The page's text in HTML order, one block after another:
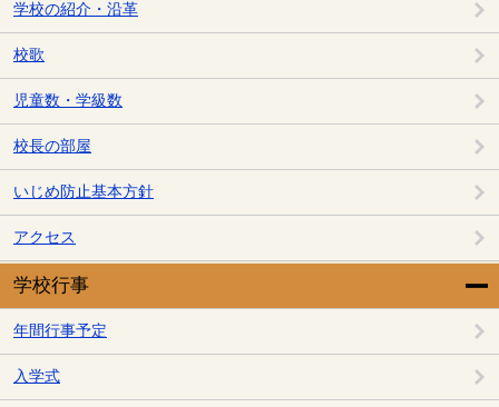
学校の紹介・沿革
校歌
児童数・学級数
校長の部屋
いじめ防止基本方針
アクセス
学校行事
年間行事予定
入学式